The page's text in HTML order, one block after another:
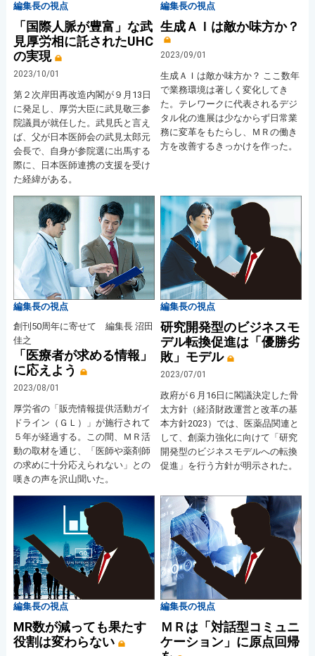
編集長の視点
「国際人脈が豊富」な武
見厚労相に託されたUHC
の実現
2023/10/01
第２次岸田再改造内閣が９月13日
に発足し、厚労大臣に武見敬三参
院議員が就任した。武見氏と言え
ば、父が日本医師会の武見太郎元
会長で、自身が参院選に出馬する
際に、日本医師連携の支援を受け
た経緯がある。
編集長の視点
生成ＡＩは敵か味方か？
2023/09/01
生成ＡＩは敵か味方か？ ここ数年
で業務環境は著しく変化してき
た。テレワークに代表されるデジ
タル化の進展は少なからず日常業
務に変革をもたらし、ＭＲの働き
方を改善するきっかけを作った。
編集長の視点
創刊50周年に寄せて 編集長 沼田
佳之
「医療者が求める情報」
に応えよう
2023/08/01
厚労省の「販売情報提供活動ガイ
ドライン（ＧＬ）」が施行されて
５年が経過する。この間、ＭＲ活
動の取材を通じ、「医師や薬剤師
の求めに十分応えられない」との
嘆きの声を沢山聞いた。
編集長の視点
研究開発型のビジネスモ
デル転換促進は「優勝劣
敗」モデル
2023/07/01
政府が６月16日に閣議決定した骨
太方針（経済財政運営と改革の基
本方針2023）では、医薬品関連と
して、創薬力強化に向けて「研究
開発型のビジネスモデルへの転換
促進」を行う方針が明示された。
編集長の視点
MR数が減っても果たす
役割は変わらない
編集長の視点
ＭＲは「対話型コミュニ
ケーション」に原点回帰